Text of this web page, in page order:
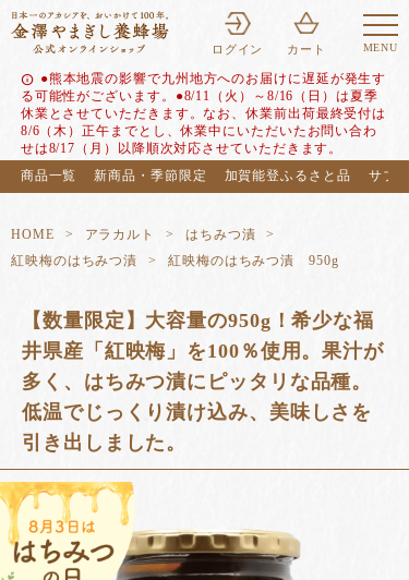
MENU
ログイン カート
info ●熊本地震の影響で九州地方へのお届けに遅延が発生す
る可能性がございます。●8/11（火）～8/16（日）は夏季
休業とさせていただきます。なお、休業前出荷最終受付は
8/6（木）正午までとし、休業中にいただいたお問い合わ
せは8/17（月）以降順次対応させていただきます。
商品一覧
新商品・季節限定 加賀能登ふるさと品 サブ
HOME アラカルト
はちみつ漬
紅映梅のはちみつ漬
紅映梅のはちみつ漬 950g
【数量限定】大容量の950g！希少な福
井県産「紅映梅」を100％使用。果汁が
多く、はちみつ漬にピッタリな品種。
低温でじっくり漬け込み、美味しさを
引き出しました。